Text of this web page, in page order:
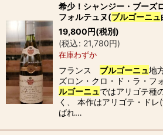
希少！シャンジー・ブーズ
フォルテュヌ(ブルゴーニュ
19,800円(税別)
(税込: 21,780円)
在庫わずか
フランス ブルゴーニュ地
ズロン・クロ・ド・ラ・フ
ルゴーニュではアリゴテ種
く、 本作はアリゴテ・ド
ばれ…